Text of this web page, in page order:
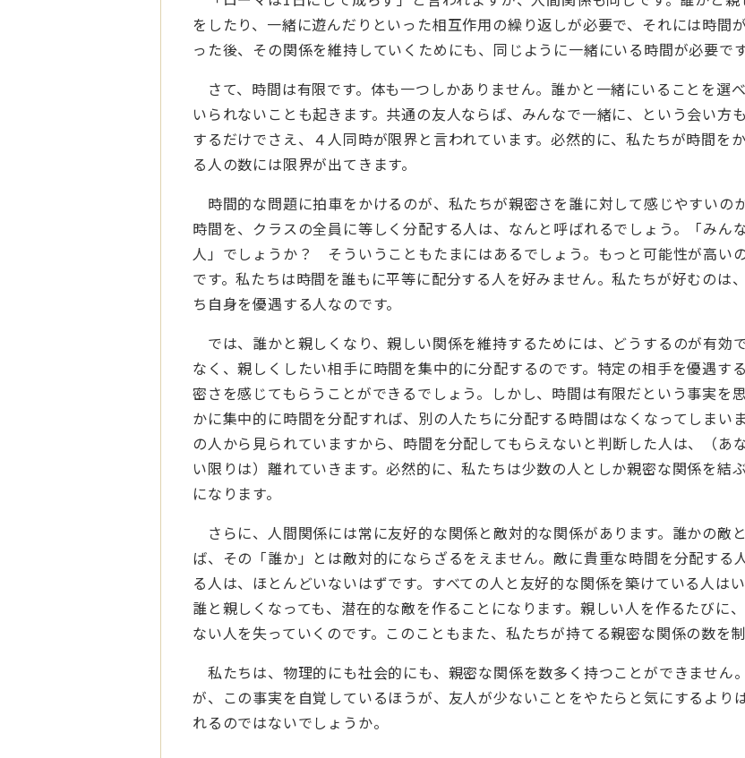
をしたり、一緒に遊んだりといった相互作用の繰り返しが必要で、それには時間
った後、その関係を維持していくためにも、同じように一緒にいる時間が必要です
さて、時間は有限です。体も一つしかありません。誰かと一緒にいることを選
いられないことも起きます。共通の友人ならば、みんなで一緒に、という会い方
するだけでさえ、４人同時が限界と言われています。必然的に、私たちが時間を
る人の数には限界が出てきます。
時間的な問題に拍車をかけるのが、私たちが親密さを誰に対して感じやすいの
時間を、クラスの全員に等しく分配する人は、なんと呼ばれるでしょう。「みん
人」でしょうか？ そういうこともたまにはあるでしょう。もっと可能性が高い
です。私たちは時間を誰もに平等に配分する人を好みません。私たちが好むのは
ち自身を優遇する人なのです。
では、誰かと親しくなり、親しい関係を維持するためには、どうするのが有効
なく、親しくしたい相手に時間を集中的に分配するのです。特定の相手を優遇す
密さを感じてもらうことができるでしょう。しかし、時間は有限だという事実を
かに集中的に時間を分配すれば、別の人たちに分配する時間はなくなってしまい
の人から見られていますから、時間を分配してもらえないと判断した人は、（あ
い限りは）離れていきます。必然的に、私たちは少数の人としか親密な関係を結
になります。
さらに、人間関係には常に友好的な関係と敵対的な関係があります。誰かの敵
ば、その「誰か」とは敵対的にならざるをえません。敵に貴重な時間を分配する
る人は、ほとんどいないはずです。すべての人と友好的な関係を築けている人は
誰と親しくなっても、潜在的な敵を作ることになります。親しい人を作るたびに
ない人を失っていくのです。このこともまた、私たちが持てる親密な関係の数を制
私たちは、物理的にも社会的にも、親密な関係を数多く持つことができません
が、この事実を自覚しているほうが、友人が少ないことをやたらと気にするより
れるのではないでしょうか。